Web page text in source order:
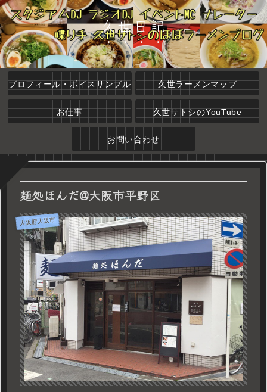
久世日記
プロフィール・ボイスサンプル 久世ラーメンマップ
お仕事 久世サトシのYouTube
お問い合わせ
麺処ほんだ@大阪市平野区
大阪府大阪市